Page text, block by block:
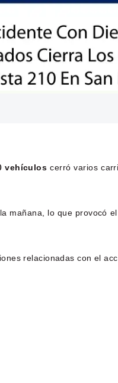
vehículos cerró varios
mañana, lo que provocó
relacionadas con el